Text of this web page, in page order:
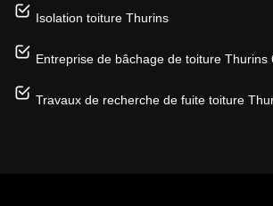
Isolation toiture Thurins
Entreprise de bâchage de toiture Thurins
Travaux de recherche de fuite toiture